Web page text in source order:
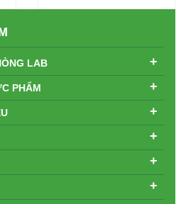
LAB +
PHẨM +
+
+
+
+